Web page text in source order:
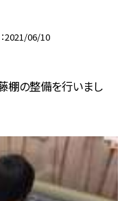
2021/06/10
棚の整備を行いまし